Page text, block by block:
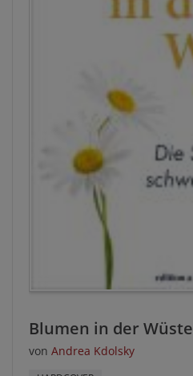
Blumen in der Wüste
von Andrea Kdolsky